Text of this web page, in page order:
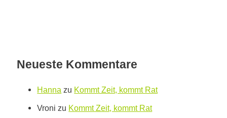
Neueste Kommentare
Hanna zu Kommt Zeit, kommt Rat
Vroni zu Kommt Zeit, kommt Rat